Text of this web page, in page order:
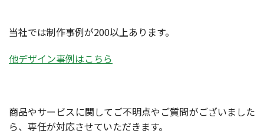
当社では制作事例が200以上あります。
他デザイン事例はこちら
商品やサービスに関してご不明点やご質問がございました
ら、専任が対応させていただきます。